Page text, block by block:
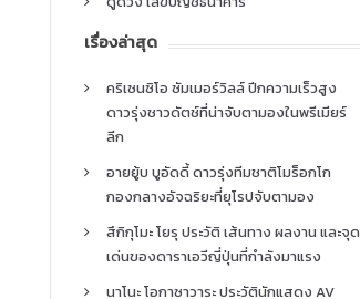
เรื่องล่าสุด
คริเซนซิโอ ซัมเมอร์วิลล์ ปีกความเร็วสูง
ดาวรุ่งชาวดัตช์ที่น่าจับตามองในพรีเมียร์
ลีก
อายยู้บ บูอัดดี้ ดาวรุ่งทีมชาติโมร็อกโก
กองกลางอัจฉริยะที่ยุโรปจับตามอง
สึกิกุโมะ โยรุ ประวัติ เส้นทาง ผลงาน และจุด
เด่นของดาราเอวีญี่ปุ่นที่กำลังมาแรง
นาโนะ โอกาซาวาระ ประวัตินักแสดง AV